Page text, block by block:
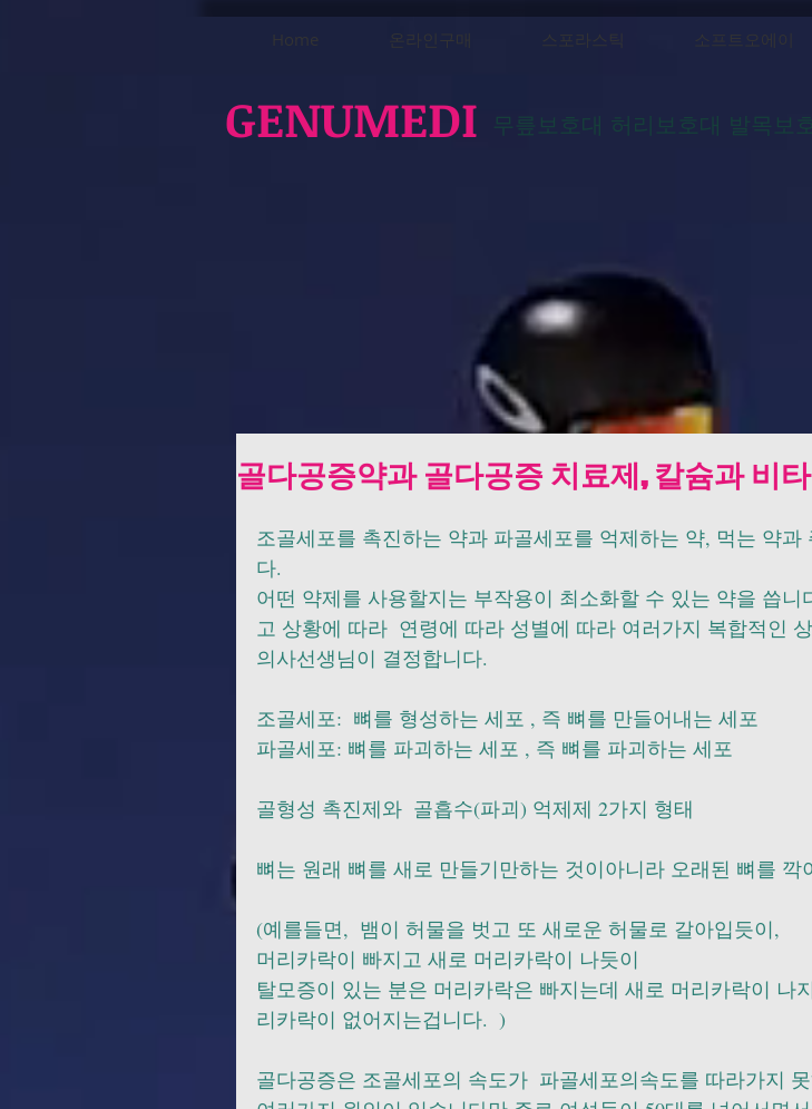
Home 온라인구매 스포라스틱
GENUMEDI 무릎보호대 허리보호대 발목보
골다공증약과 골다공증 치료제, 칼슘과 비
조골세포를 촉진하는 약과 파골세포를 억제하는 약, 먹는 약과
다.
어떤 약제를 사용할지는 부작용이 최소화할 수 있는 약을 씁니
고 상황에 따라  연령에 따라 성별에 따라 여러가지 복합적인
의사선생님이 결정합니다.
조골세포:  뼈를 형성하는 세포 , 즉 뼈를 만들어내는 세포
파골세포: 뼈를 파괴하는 세포 , 즉 뼈를 파괴하는 세포
골형성 촉진제와  골흡수(파괴) 억제제 2가지 형태
뼈는 원래 뼈를 새로 만들기만하는 것이아니라 오래된 뼈를 깍
(예를들면,  뱀이 허물을 벗고 또 새로운 허물로 갈아입듯이,
머리카락이 빠지고 새로 머리카락이 나듯이
탈모증이 있는 분은 머리카락은 빠지는데 새로 머리카락이 나
리카락이 없어지는겁니다.  )
골다공증은 조골세포의 속도가  파골세포의속도를 따라가지